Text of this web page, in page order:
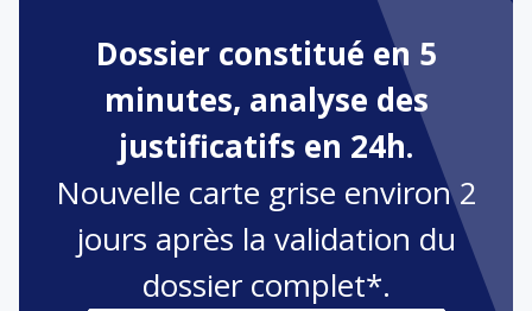
Dossier constitué en 5
minutes, analyse des
justificatifs en 24h.
Nouvelle carte grise environ 2
jours après la validation du
dossier complet*.